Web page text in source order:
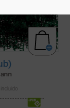
incluido